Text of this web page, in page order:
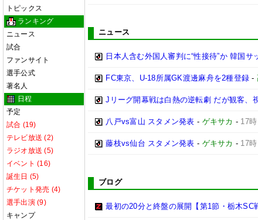
トピックス
ランキング
ニュース
試合
ファンサイト
選手公式
著名人
日程
予定
試合 (19)
テレビ放送 (2)
ラジオ放送 (5)
イベント (16)
誕生日 (5)
チケット発売 (4)
選手出演 (9)
キャンプ
ニュース
日本人含む外国人審判に“性接待”か 韓国
FC東京、U-18所属GK渡邊麻舟を2種登録 -
Jリーグ開幕戦は白熱の逆転劇 だが観客、
八戸vs富山 スタメン発表 - ゲキサカ - 17時
藤枝vs仙台 スタメン発表 - ゲキサカ - 17時
ブログ
最初の20分と終盤の展開【第1節・栃木SC